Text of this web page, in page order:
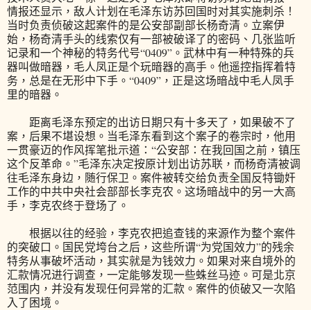
情报还显示，敌人计划在毛泽东访苏回国时对其实施刺杀！
当时负责侦破这起案件的是公安部副部长杨奇清。立案伊
始，杨奇清手头的线索仅有一部被破译了的密码、几张监听
记录和一个神秘的特务代号“0409”。武林中有一种特殊的兵
器叫做暗器，毛人凤正是个玩暗器的高手。他遥控指挥着特
务，总是在无形中下手。“0409”，正是这场暗战中毛人凤手
里的暗器。
距离毛泽东预定的出访日期只有十多天了，如果破不了
案，后果不堪设想。当毛泽东看到这个案子的卷宗时，他用
一贯豪迈的作风挥笔批示道：“公安部：在我回国之前，镇压
这个反革命。”毛泽东决定按原计划出访苏联，而杨奇清被调
往毛泽东身边，随行保卫。案件被转交给负责全国反特锄奸
工作的中共中央社会部部长李克农。这场暗战中的另一大高
手，李克农终于登场了。
根据以往的经验，李克农把追查钱的来源作为整个案件
的突破口。国民党垮台之后，这些所谓“为党国效力”的残余
特务从事破坏活动，其实就是为钱效力。如果对来自境外的
汇款情况进行调查，一定能够发现一些蛛丝马迹。可是北京
范围内，并没有发现任何异常的汇款。案件的侦破又一次陷
入了困境。